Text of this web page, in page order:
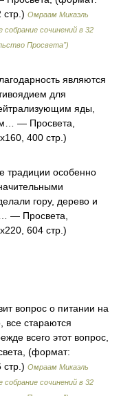
стр.) Омраам Микаэль
собрание сочинений в 32
Просвета")
являются
для
яды,
— Просвета,
400 стр.)
традиции особенно
гору, дерево и
— Просвета,
604 стр.)
вопрос о питании на
все стараются
всего этот вопрос,
(формат:
стр.) Омраам Микаэль
собрание сочинений в 32